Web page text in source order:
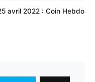
avril 2022 : Coin Hebdo